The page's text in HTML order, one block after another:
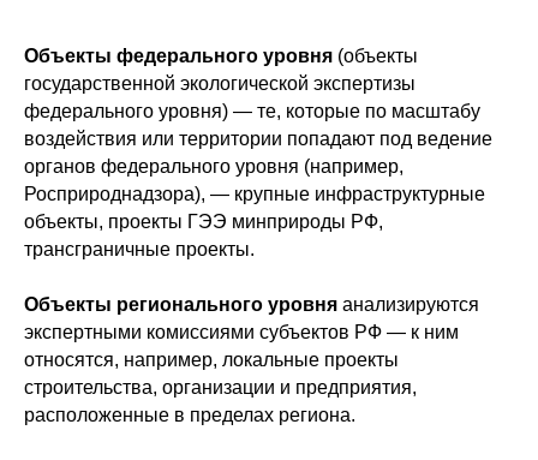
Объекты федерального уровня (объекты
государственной экологической экспертизы
федерального уровня) — те, которые по масштабу
воздействия или территории попадают под ведение
органов федерального уровня (например,
Росприроднадзора), — крупные инфраструктурные
объекты, проекты ГЭЭ минприроды РФ,
трансграничные проекты.
Объекты регионального уровня анализируются
экспертными комиссиями субъектов РФ — к ним
относятся, например, локальные проекты
строительства, организации и предприятия,
расположенные в пределах региона.